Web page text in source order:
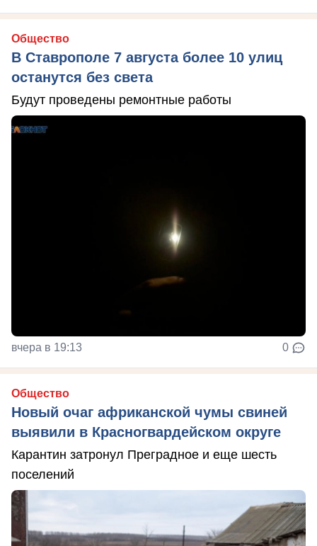
Общество
В Ставрополе 7 августа более 10 улиц
останутся без света
Будут проведены ремонтные работы
вчера в 19:13 0
Общество
Новый очаг африканской чумы свиней
выявили в Красногвардейском округе
Карантин затронул Преградное и еще шесть
поселений